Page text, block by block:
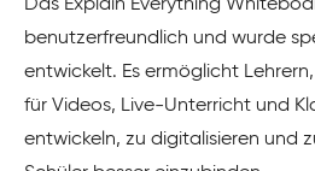
Das Explain Everything
benutzerfreundlich und wurde
entwickelt. Es ermöglicht
für Videos, Live-Unterricht und
entwickeln, zu digitalisieren und